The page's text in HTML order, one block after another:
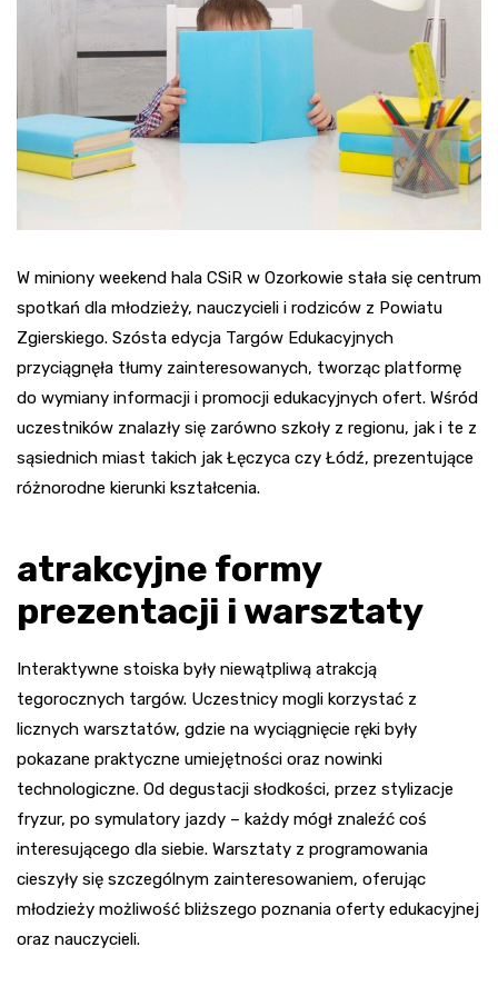
W miniony weekend hala CSiR w Ozorkowie stała się centrum
spotkań dla młodzieży, nauczycieli i rodziców z Powiatu
Zgierskiego. Szósta edycja Targów Edukacyjnych
przyciągnęła tłumy zainteresowanych, tworząc platformę
do wymiany informacji i promocji edukacyjnych ofert. Wśród
uczestników znalazły się zarówno szkoły z regionu, jak i te z
sąsiednich miast takich jak Łęczyca czy Łódź, prezentujące
różnorodne kierunki kształcenia.
atrakcyjne formy
prezentacji i warsztaty
Interaktywne stoiska były niewątpliwą atrakcją
tegorocznych targów. Uczestnicy mogli korzystać z
licznych warsztatów, gdzie na wyciągnięcie ręki były
pokazane praktyczne umiejętności oraz nowinki
technologiczne. Od degustacji słodkości, przez stylizacje
fryzur, po symulatory jazdy – każdy mógł znaleźć coś
interesującego dla siebie. Warsztaty z programowania
cieszyły się szczególnym zainteresowaniem, oferując
młodzieży możliwość bliższego poznania oferty edukacyjnej
oraz nauczycieli.